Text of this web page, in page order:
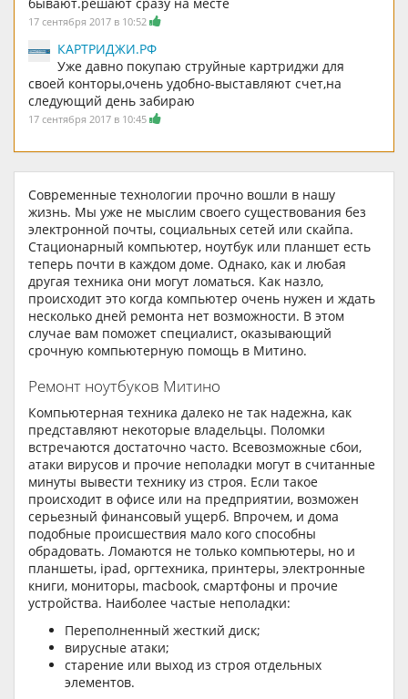
17 сентября 2017 в 10:52
КАРТРИДЖИ.РФ
Уже давно покупаю струйные картриджи для
своей конторы,очень удобно-выставляют счет,на
следующий день забираю
17 сентября 2017 в 10:45
Современные технологии прочно вошли в нашу
жизнь. Мы уже не мыслим своего существования без
электронной почты, социальных сетей или скайпа.
Стационарный компьютер, ноутбук или планшет есть
теперь почти в каждом доме. Однако, как и любая
другая техника они могут ломаться. Как назло,
происходит это когда компьютер очень нужен и ждать
несколько дней ремонта нет возможности. В этом
случае вам поможет специалист, оказывающий
срочную компьютерную помощь в Митино.
Ремонт ноутбуков Митино
Компьютерная техника далеко не так надежна, как
представляют некоторые владельцы. Поломки
встречаются достаточно часто. Всевозможные сбои,
атаки вирусов и прочие неполадки могут в считанные
минуты вывести технику из строя. Если такое
происходит в офисе или на предприятии, возможен
серьезный финансовый ущерб. Впрочем, и дома
подобные происшествия мало кого способны
обрадовать. Ломаются не только компьютеры, но и
планшеты, ipad, оргтехника, принтеры, электронные
книги, мониторы, macbook, смартфоны и прочие
устройства. Наиболее частые неполадки:
Переполненный жесткий диск;
вирусные атаки;
старение или выход из строя отдельных
элементов.